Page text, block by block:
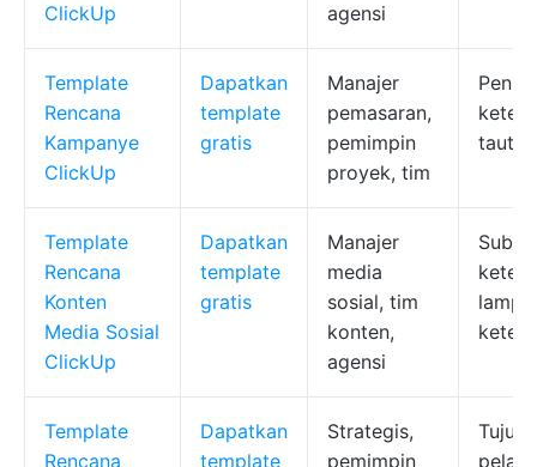
ClickUp
agensi
Template
Rencana
Kampanye
ClickUp
Dapatkan
template
gratis
Manajer
pemasaran,
pemimpin
proyek, tim
Template
Rencana
Konten
Media Sosial
ClickUp
Dapatkan
template
gratis
Manajer
media
sosial, tim
konten,
agensi
Template
Rencana
Dapatkan
template
Strategis,
pemimpin